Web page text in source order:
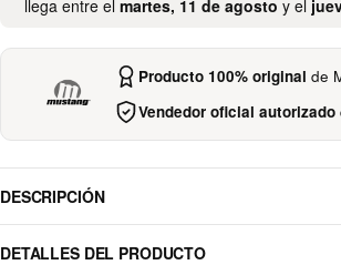
llega entre elmartes, 11 de agosto y el
Producto 100% original de
Vendedor oficial autorizado
DESCRIPCIÓN
DETALLES DEL PRODUCTO